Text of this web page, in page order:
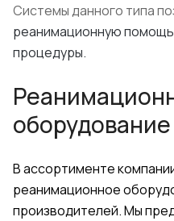
Системы данного типа
реанимационную
процедуры.
В ассортименте
реанимационное
производителей. Мы